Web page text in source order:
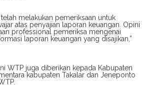
melakukan pemeriksaan untuk
atas penyajian laporan keuangan. Opini
professional pemeriksa mengenai
laporan keuangan yang disajikan,”
WTP juga diberikan kepada Kabupaten
kabupaten Takalar dan Jeneponto